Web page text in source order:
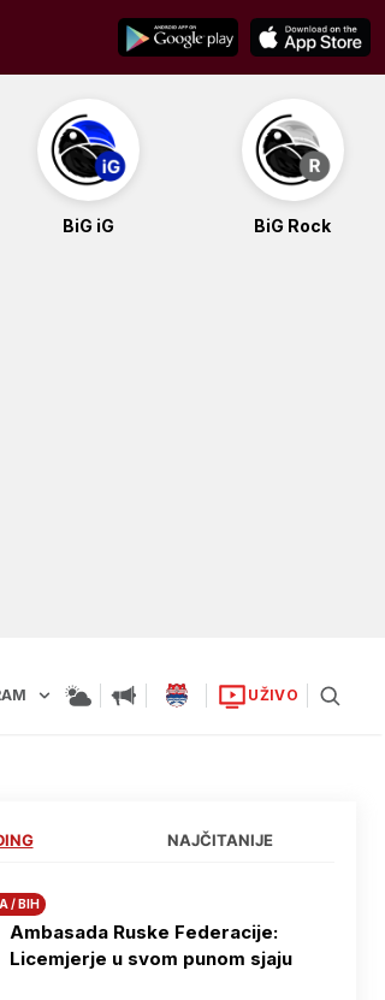
BiG iG BiG Rock
UŽIVO
NAJČITANIJE
/ BIH
Ambasada Ruske Federacije:
Licemjerje u svom punom sjaju